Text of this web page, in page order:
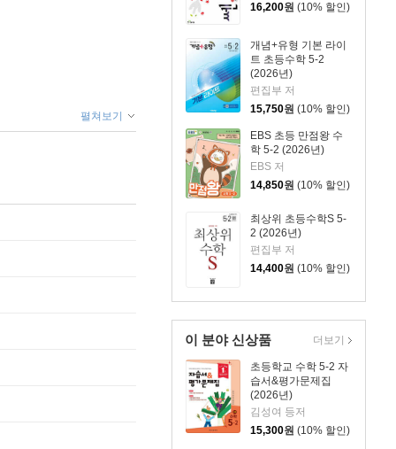
16,200원 (10% 할인)
개념+유형 기본 라이
트 초등수학 5-2
(2026년)
편집부 저
15,750원 (10% 할인)
EBS 초등 만점왕 수
학 5-2 (2026년)
EBS 저
14,850원 (10% 할인)
최상위 초등수학S 5-
2 (2026년)
편집부 저
14,400원 (10% 할인)
이 분야 신상품
초등학교 수학 5-2 자
습서&평가문제집
(2026년)
김성여 등저
15,300원 (10% 할인)
더보기
펼쳐보기